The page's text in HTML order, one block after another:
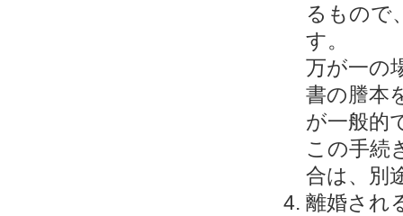
るもので
す。
万が一の
書の謄本
が一般的
この手続
合は、別
離婚され